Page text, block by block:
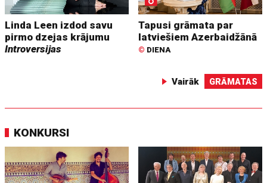
Linda Leen izdod savu
pirmo dzejas krājumu
Introversijas
Tapusi grāmata par
latviešiem Azerbaidžānā
© DIENA
Vairāk GRĀMATAS
KONKURSI